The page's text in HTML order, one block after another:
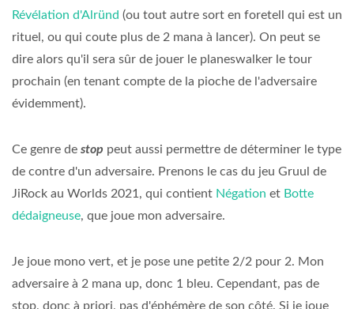
Révélation d'Alründ (ou tout autre sort en foretell qui est un
rituel, ou qui coute plus de 2 mana à lancer). On peut se
dire alors qu'il sera sûr de jouer le planeswalker le tour
prochain (en tenant compte de la pioche de l'adversaire
évidemment).
Ce genre de stop peut aussi permettre de déterminer le type
de contre d'un adversaire. Prenons le cas du jeu Gruul de
JiRock au Worlds 2021, qui contient Négation et Botte
dédaigneuse, que joue mon adversaire.
Je joue mono vert, et je pose une petite 2/2 pour 2. Mon
adversaire à 2 mana up, donc 1 bleu. Cependant, pas de
stop, donc à priori, pas d'éphémère de son côté. Si je joue